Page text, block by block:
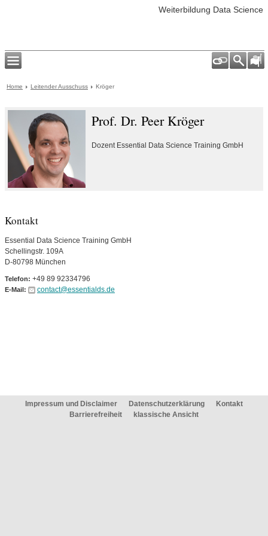
Weiterbildung Data Science
Home Leitender Ausschuss Kröger
Prof. Dr. Peer Kröger
Dozent Essential Data Science Training GmbH
Kontakt
Essential Data Science Training GmbH
Schellingstr. 109A
D-80798 München
Telefon: +49 89 92334796
E-Mail: contact@essentialds.de
Impressum und Disclaimer Datenschutzerklärung
Kontakt
Barrierefreiheit
klassische Ansicht